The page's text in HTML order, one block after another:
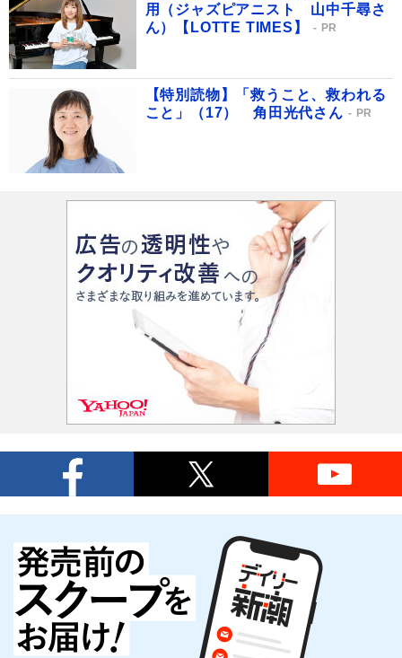
用（ジャズピアニスト 山中千尋さ
ん）【LOTTE TIMES】
PR
【特別読物】「救うこと、救われる
こと」（17） 角田光代さん
PR